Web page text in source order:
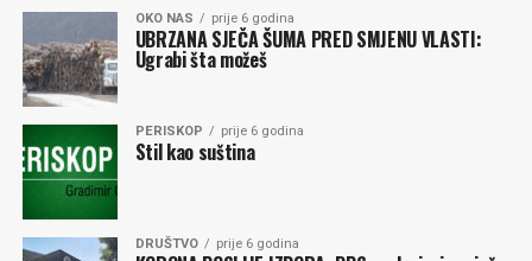
OKO NAS prije 6 godina
UBRZANA SJEČA ŠUMA PRED SMJENU VLASTI:
Ugrabi šta možeš
PERISKOP prije 6 godina
Stil kao suština
DRUŠTVO prije 6 godina